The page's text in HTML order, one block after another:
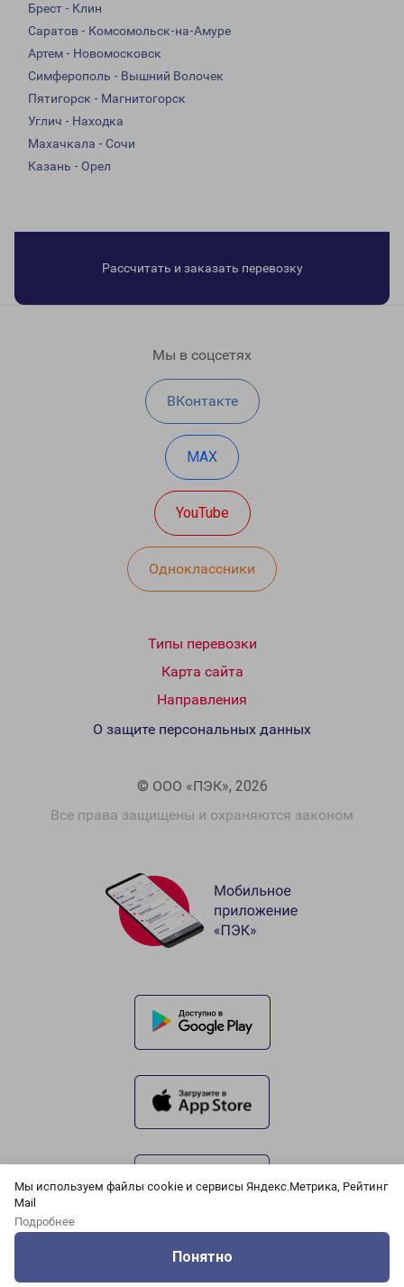
Мы используем файлы cookie и сервисы Яндекс.Метрика, Рейтинг
Mail
Подробнее
Понятно
Брест - Клин
Саратов - Комсомольск-на-Амуре
Артем - Новомосковск
Симферополь - Вышний Волочек
Пятигорск - Магнитогорск
Углич - Находка
Махачкала - Сочи
Казань - Орел
Рассчитать и заказать перевозку
Мы в соцсетях
ВКонтакте
MAX
YouTube
Одноклассники
Типы перевозки
Карта сайта
Направления
© ООО «ПЭК», 2026
Все права защищены и охраняются законом
О защите персональных данных